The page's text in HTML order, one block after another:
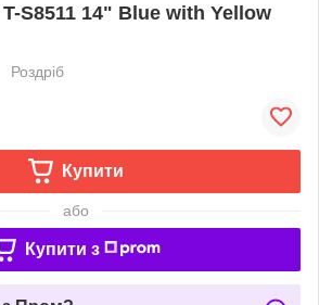
S8511 14" Blue with Yellow
Роздріб
Купити
або
Купити з